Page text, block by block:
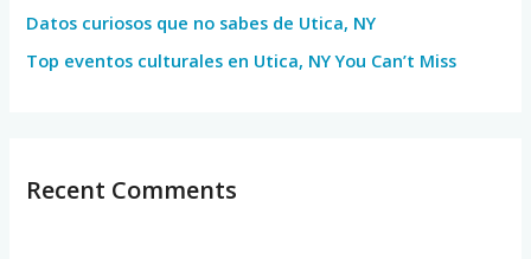
Datos curiosos que no sabes de Utica, NY
Top eventos culturales en Utica, NY You Can’t Miss
Recent Comments